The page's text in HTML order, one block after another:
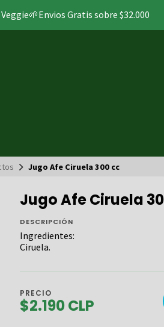
Gratis sobre $32.000
Jugo Afe Ciruela 300 cc
Jugo Afe Ciruela
DESCRIPCIÓN
Ingredientes:
Ciruela.
PRECIO
$2.190 CLP